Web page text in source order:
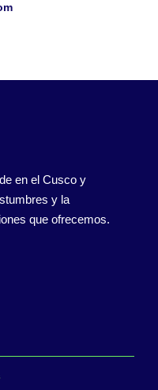
en el Cusco y
y la
que ofrecemos.